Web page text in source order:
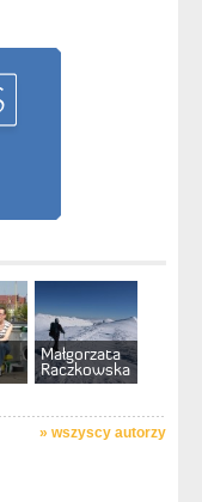
Małgorzata
Raczkowska
» wszyscy autorzy